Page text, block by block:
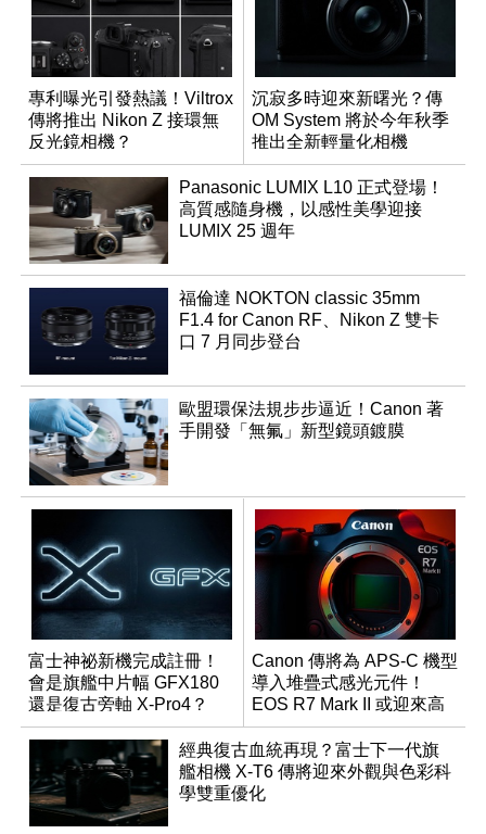
專利曝光引發熱議！Viltrox
傳將推出 Nikon Z 接環無
反光鏡相機？
沉寂多時迎來新曙光？傳
OM System 將於今年秋季
推出全新輕量化相機
Panasonic LUMIX L10 正式登場！
高質感隨身機，以感性美學迎接
LUMIX 25 週年
福倫達 NOKTON classic 35mm
F1.4 for Canon RF、Nikon Z 雙卡
口 7 月同步登台
歐盟環保法規步步逼近！Canon 著
手開發「無氟」新型鏡頭鍍膜
富士神祕新機完成註冊！
會是旗艦中片幅 GFX180
還是復古旁軸 X-Pro4？
Canon 傳將為 APS-C 機型
導入堆疊式感光元件！
EOS R7 Mark II 或迎來高
速讀出升級
經典復古血統再現？富士下一代旗
艦相機 X-T6 傳將迎來外觀與色彩科
學雙重優化